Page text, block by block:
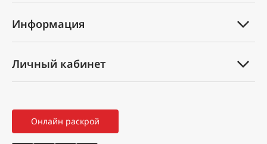
Услуги
Партнеры
3D тур
Информация
Оплата и доставка
Как оформить заказ
Вакансии
Личный кабинет
Мои заказы
Избранное
Онлайн раскрой